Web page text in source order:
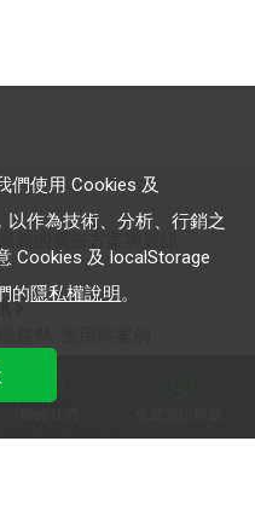
們使用 Cookies 及
作為技術、分析、行銷之
Cookies 及 localStorage
的隱私權說明。